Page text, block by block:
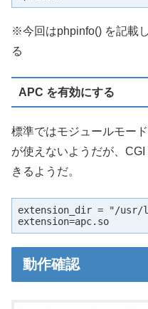
※今回はphpinfo() を記載
る
APC を有効にする
標準ではモジュールモー
が使えないようだが、
きるようだ。
extension_dir = "/
extension=apc.so
動作確認